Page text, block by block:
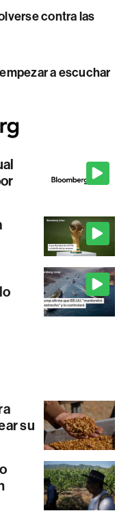
contra las
a escuchar
su